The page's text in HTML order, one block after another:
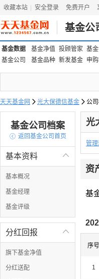
收藏本站 安全登录 免费开户
基金公
基金数据 基金净值 投顾管家 基
基金公司
基金品种 新发基金 申
天天基金网  光大保德信基金  公
基金公司档案
 返回基金公司首页

基本资料
基本概况
基金经理
基金评级

分红回报
旗下基金净值
分红送配
光
管
资
基
序号
1